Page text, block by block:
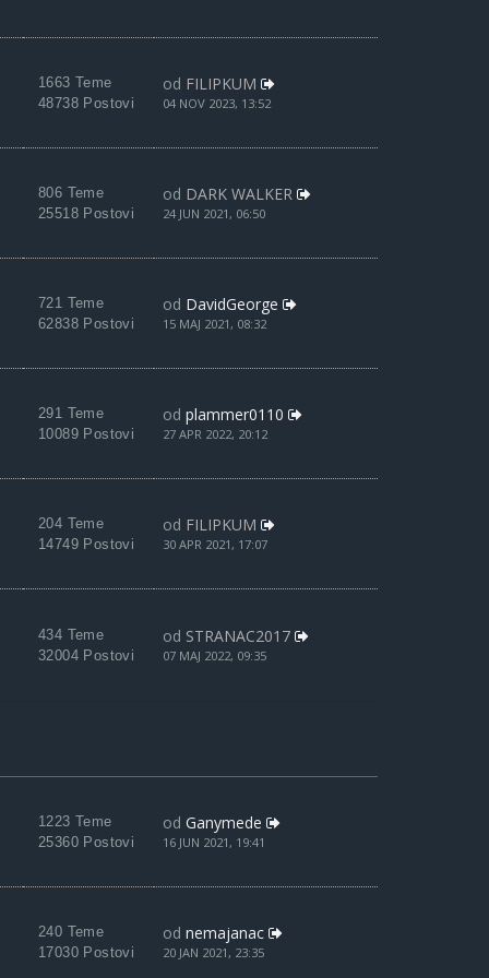
1663 Teme
48738 Postovi
od FILIPKUM
04 NOV 2023, 13:52
806 Teme
25518 Postovi
od DARK WALKER
24 JUN 2021, 06:50
721 Teme
62838 Postovi
od DavidGeorge
15 MAJ 2021, 08:32
291 Teme
10089 Postovi
od plammer0110
27 APR 2022, 20:12
204 Teme
14749 Postovi
od FILIPKUM
30 APR 2021, 17:07
434 Teme
32004 Postovi
od STRANAC2017
07 MAJ 2022, 09:35
1223 Teme
25360 Postovi
od Ganymede
16 JUN 2021, 19:41
240 Teme
17030 Postovi
od nemajanac
20 JAN 2021, 23:35